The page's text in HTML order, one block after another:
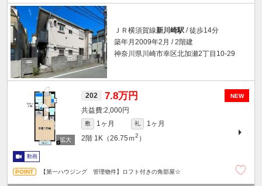
ＪＲ横須賀線新川崎駅 / 徒歩14分
築年月2009年2月 / 2階建
神奈川県川崎市幸区北加瀬2丁目10-29
NEW
202 7.8万円
2,000円
敷 1ヶ月 礼
1ヶ月
2階 1K（26.75ｍ2 ）
動画
【第一ハウジング 管理物件】ロフト付きの角部屋☆